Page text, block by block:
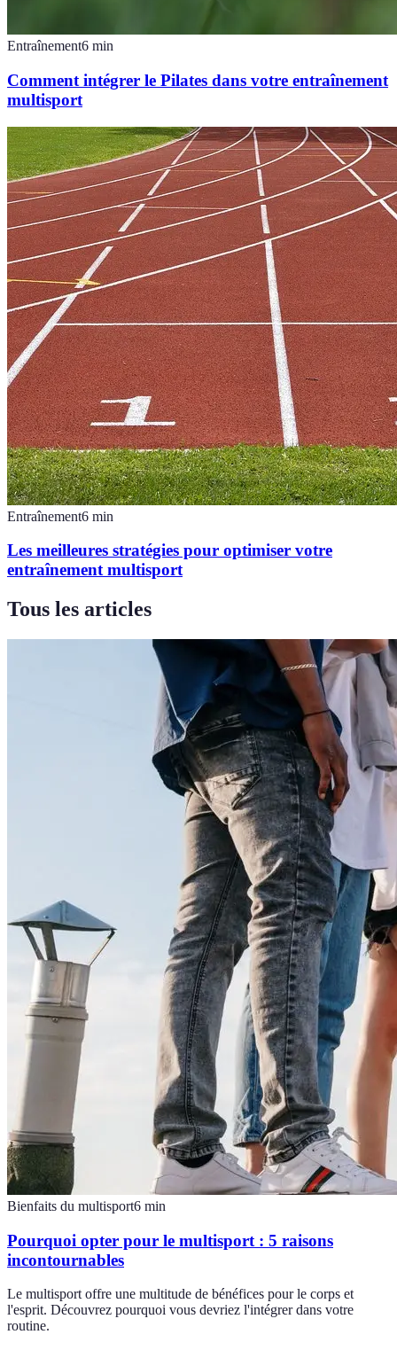
Entraînement6 min
Comment intégrer le Pilates dans votre entraînement
multisport
Entraînement6 min
Les meilleures stratégies pour optimiser votre
entraînement multisport
Tous les articles
Bienfaits du multisport6 min
Pourquoi opter pour le multisport : 5 raisons
incontournables
Le multisport offre une multitude de bénéfices pour le corps et
l'esprit. Découvrez pourquoi vous devriez l'intégrer dans votre
routine.